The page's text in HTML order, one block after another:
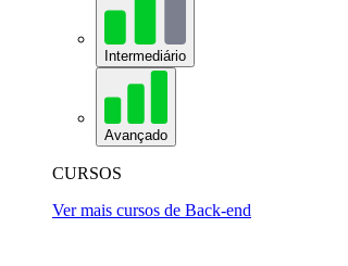
Intermediário
Avançado
CURSOS
Ver mais cursos de Back-end